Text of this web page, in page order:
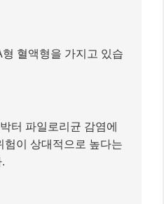
혈액형을 가지고 있습
터 파일로리균 감염에
험이 상대적으로 높다는